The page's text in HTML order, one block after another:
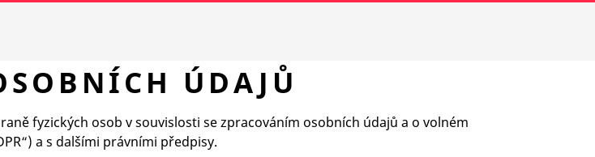
ÚDAJŮ
fyzických osob v souvislosti se zpracováním osobních údajů a o volném
a s dalšími právními předpisy.